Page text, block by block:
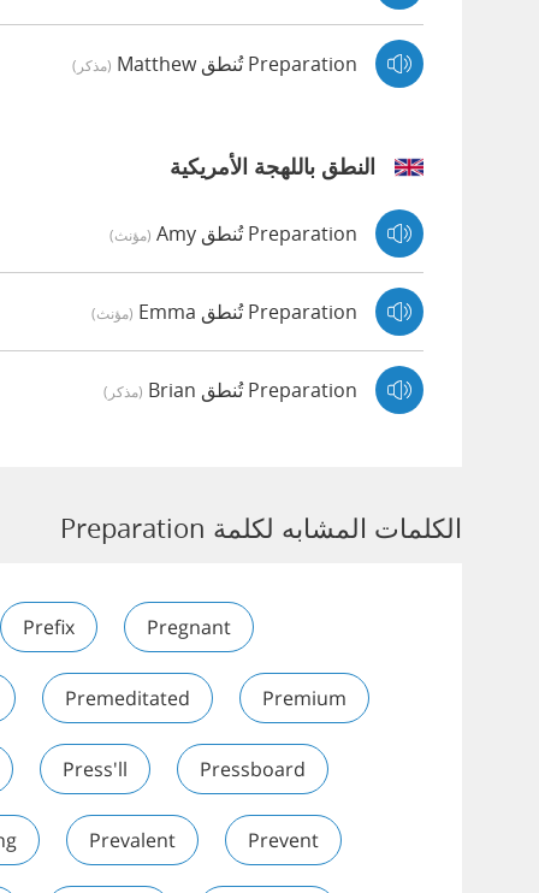
Preparation تُنطق Matthew (مذكر)
النطق باللهجة الأمريكية
Preparation تُنطق Amy (مؤنث)
Preparation تُنطق Emma (مؤنث)
Preparation تُنطق Brian (مذكر)
الكلمات المشابه لكلمة Preparation
Prefix Pregnant
Premeditated Premium
Press'll Pressboard
Prevalent Prevent